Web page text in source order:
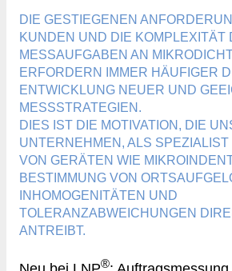
DIE GESTIEGENEN
KUNDEN UND DIE KOMPLEXITÄT
MESSAUFGABEN AN
ERFORDERN IMMER HÄUFIGER
ENTWICKLUNG NEUER UND
MESSSTRATEGIEN.
DIES IST DIE MOTIVATION, DIE
UNTERNEHMEN, ALS
VON GERÄTEN WIE
BESTIMMUNG VON
INHOMOGENITÄTEN UND
TOLERANZABWEICHUNGEN
ANTREIBT.
®